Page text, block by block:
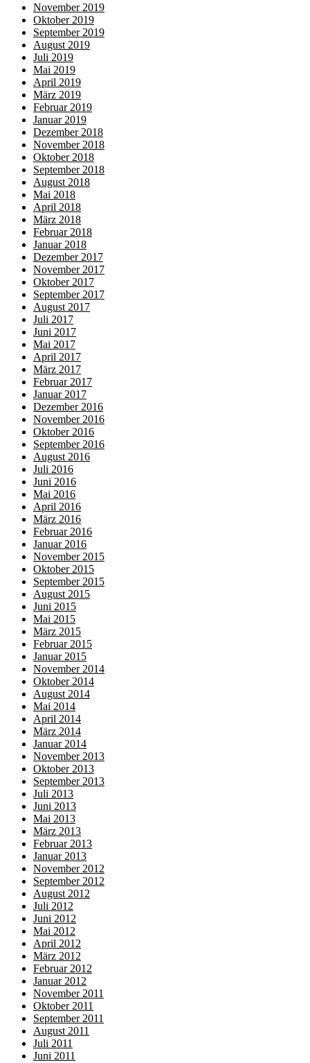
November 2019
Oktober 2019
September 2019
August 2019
Juli 2019
Mai 2019
April 2019
März 2019
Februar 2019
Januar 2019
Dezember 2018
November 2018
Oktober 2018
September 2018
August 2018
Mai 2018
April 2018
März 2018
Februar 2018
Januar 2018
Dezember 2017
November 2017
Oktober 2017
September 2017
August 2017
Juli 2017
Juni 2017
Mai 2017
April 2017
März 2017
Februar 2017
Januar 2017
Dezember 2016
November 2016
Oktober 2016
September 2016
August 2016
Juli 2016
Juni 2016
Mai 2016
April 2016
März 2016
Februar 2016
Januar 2016
November 2015
Oktober 2015
September 2015
August 2015
Juni 2015
Mai 2015
März 2015
Februar 2015
Januar 2015
November 2014
Oktober 2014
August 2014
Mai 2014
April 2014
März 2014
Januar 2014
November 2013
Oktober 2013
September 2013
Juli 2013
Juni 2013
Mai 2013
März 2013
Februar 2013
Januar 2013
November 2012
September 2012
August 2012
Juli 2012
Juni 2012
Mai 2012
April 2012
März 2012
Februar 2012
Januar 2012
November 2011
Oktober 2011
September 2011
August 2011
Juli 2011
Juni 2011